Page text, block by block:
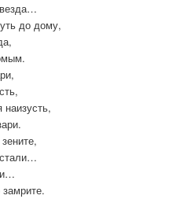
до дому,